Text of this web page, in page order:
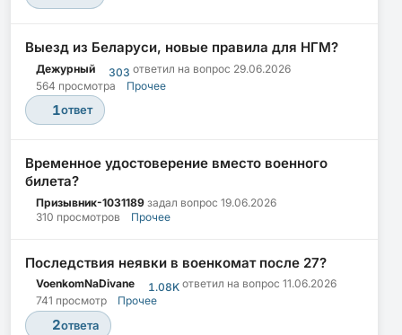
Выезд из Беларуси, новые правила для НГМ?
Дежурный 303 ответил на вопрос 29.06.2026
564 просмотра
Прочее
1ответ
Временное удостоверение вместо военного
билета?
Призывник-1031189 задал вопрос 19.06.2026
310 просмотров
Прочее
Последствия неявки в военкомат после 27?
VoenkomNaDivane 1.08Kответил на вопрос 11.06.2026
741 просмотр
Прочее
2ответа